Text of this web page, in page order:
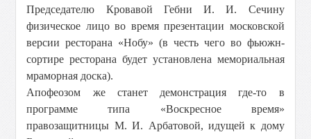
Председателю Кровавой Гебни И. И. Сечину
физическое лицо во время презентации московской
версии ресторана «Нобу» (в честь чего во фьюжн-
сортире ресторана будет установлена мемориальная
мраморная доска).
Апофеозом же станет демонстрация где-то в
программе типа «Воскресное время»
правозащитницы М. И. Арбатовой, идущей к дому